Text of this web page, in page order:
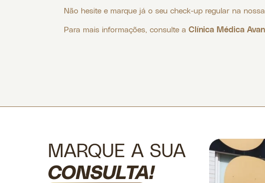
Não hesite e marque já o seu check-up regular na
Para mais informações, consulte a Clínica Médica
MARQUE A SUA
CONSULTA!